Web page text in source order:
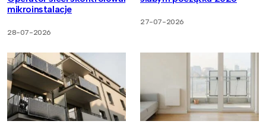
mikroinstalacje
28-07-2026
27-07-2026